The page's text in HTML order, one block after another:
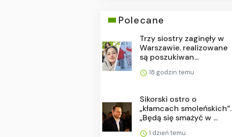
Polecane
Trzy siostry zaginęły w
Warszawie. realizowane
są poszukiwan...
18 godzin temu
Sikorski ostro o
„kłamcach smoleńskich”.
„Będą się smażyć w ...
1 dzień temu